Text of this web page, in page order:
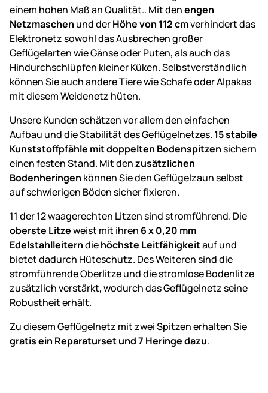
einem hohen Maß an Qualität.. Mit denengen
Netzmaschen und derHöhe von 112 cmverhindert das
Elektronetz sowohl das Ausbrechen großer
Geflügelarten wie Gänse oder Puten, als auch das
Hindurchschlüpfen kleiner Küken. Selbstverständlich
können Sie auch andere Tiere wie Schafe oder Alpakas
mit diesem Weidenetz hüten.
Unsere Kunden schätzen vor allem den einfachen
Aufbau und die Stabilität des Geflügelnetzes. 15 stabile
Kunststoffpfähle mit doppelten Bodenspitzensichern
einen festen Stand. Mit denzusätzlichen
Bodenheringen können Sie den Geflügelzaun selbst
auf schwierigen Böden sicher fixieren.
11 der 12 waagerechten Litzen sind stromführend. Die
oberste Litzeweist mit ihren 6 x 0,20 mm
Edelstahlleiterndiehöchste Leitfähigkeitauf und
bietet dadurch Hüteschutz. Des Weiteren sind die
stromführende Oberlitze und die stromlose Bodenlitze
zusätzlich verstärkt, wodurch das Geflügelnetz seine
Robustheit erhält.
Zu diesem Geflügelnetz mit zwei Spitzen erhalten Sie
gratis ein Reparaturset und 7 Heringe dazu.